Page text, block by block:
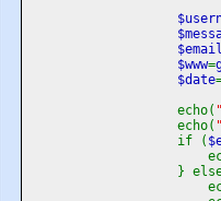
$www=
$date
echo(
echo(
if (
} else